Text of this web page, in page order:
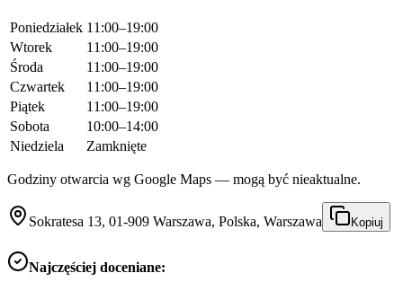
Poniedziałek 11:00–19:00
Wtorek
11:00–19:00
Środa
11:00–19:00
Czwartek
11:00–19:00
Piątek
11:00–19:00
Sobota
10:00–14:00
Niedziela
Zamknięte
Godziny otwarcia wg Google Maps — mogą być nieaktualne.
Sokratesa 13, 01-909 Warszawa, Polska, Warszawa Kopiuj
Najczęściej doceniane: